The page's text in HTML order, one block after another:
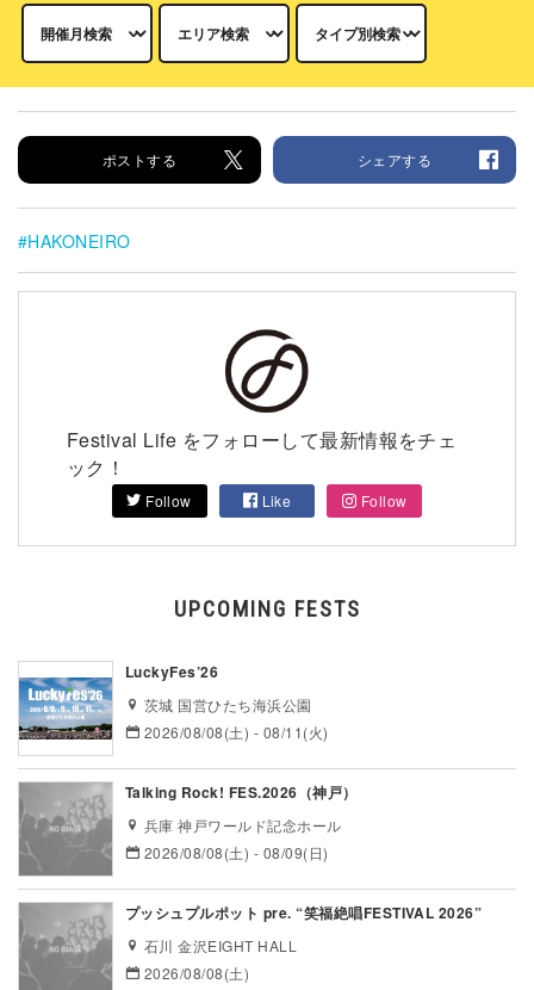
ポストする シェアする
HAKONEIRO
Festival Life をフォローして最新情報をチェ
ック！
Follow Like Follow
UPCOMING FESTS
LuckyFes’26
茨城 国営ひたち海浜公園
2026/08/08(土) - 08/11(火)
Talking Rock! FES.2026（神戸）
兵庫 神戸ワールド記念ホール
2026/08/08(土) - 08/09(日)
プッシュプルポット pre. “笑福絶唱FESTIVAL 2026”
石川 金沢EIGHT HALL
2026/08/08(土)